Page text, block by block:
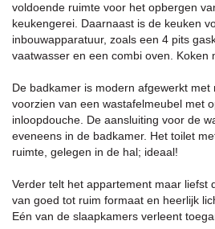
voldoende ruimte voor het opbergen
keukengerei. Daarnaast is de keuken
inbouwapparatuur, zoals een 4 pits
vaatwasser en een combi oven. Koken
De badkamer is modern afgewerkt met
voorzien van een wastafelmeubel met
inloopdouche. De aansluiting voor de
eveneens in de badkamer. Het toilet
ruimte, gelegen in de hal; ideaal!
Verder telt het appartement maar liefst
van goed tot ruim formaat en heerlijk
Eén van de slaapkamers verleent